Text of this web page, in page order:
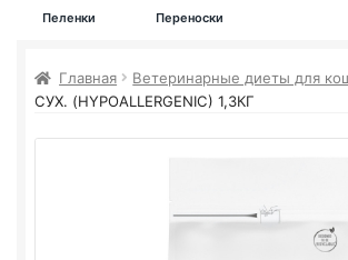
Вакансии
Пеленки
Переноски
Главная Ветеринарные диеты для
СУХ. (HYPOALLERGENIC) 1,3КГ